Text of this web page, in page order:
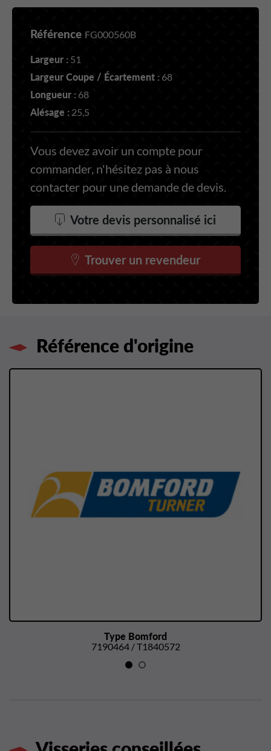
Référence FG000560B
Largeur : 51
Largeur Coupe / Écartement : 68
Longueur : 68
Alésage : 25,5
Vous devez avoir un compte pour
commander, n'hésitez pas à nous
contacter pour une demande de devis.
Votre devis personnalisé ici
Trouver un revendeur
Référence d'origine
Type Bomford
7190464 / T1840572